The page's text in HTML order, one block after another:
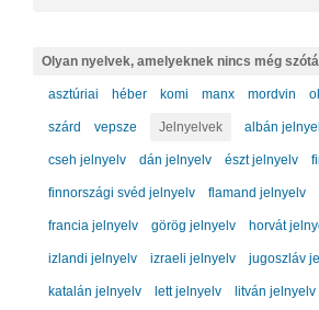
Olyan nyelvek, amelyeknek nincs még
asztúriai héber komi manx mordvin
szárd vepsze Jelnyelvek albán
cseh jelnyelv dán jelnyelv észt jelnyelv
finnországi svéd jelnyelv flamand jelnyelv
francia jelnyelv görög jelnyelv horvát
izlandi jelnyelv izraeli jelnyelv jugoszláv
katalán jelnyelv lett jelnyelv litván jelnyelv